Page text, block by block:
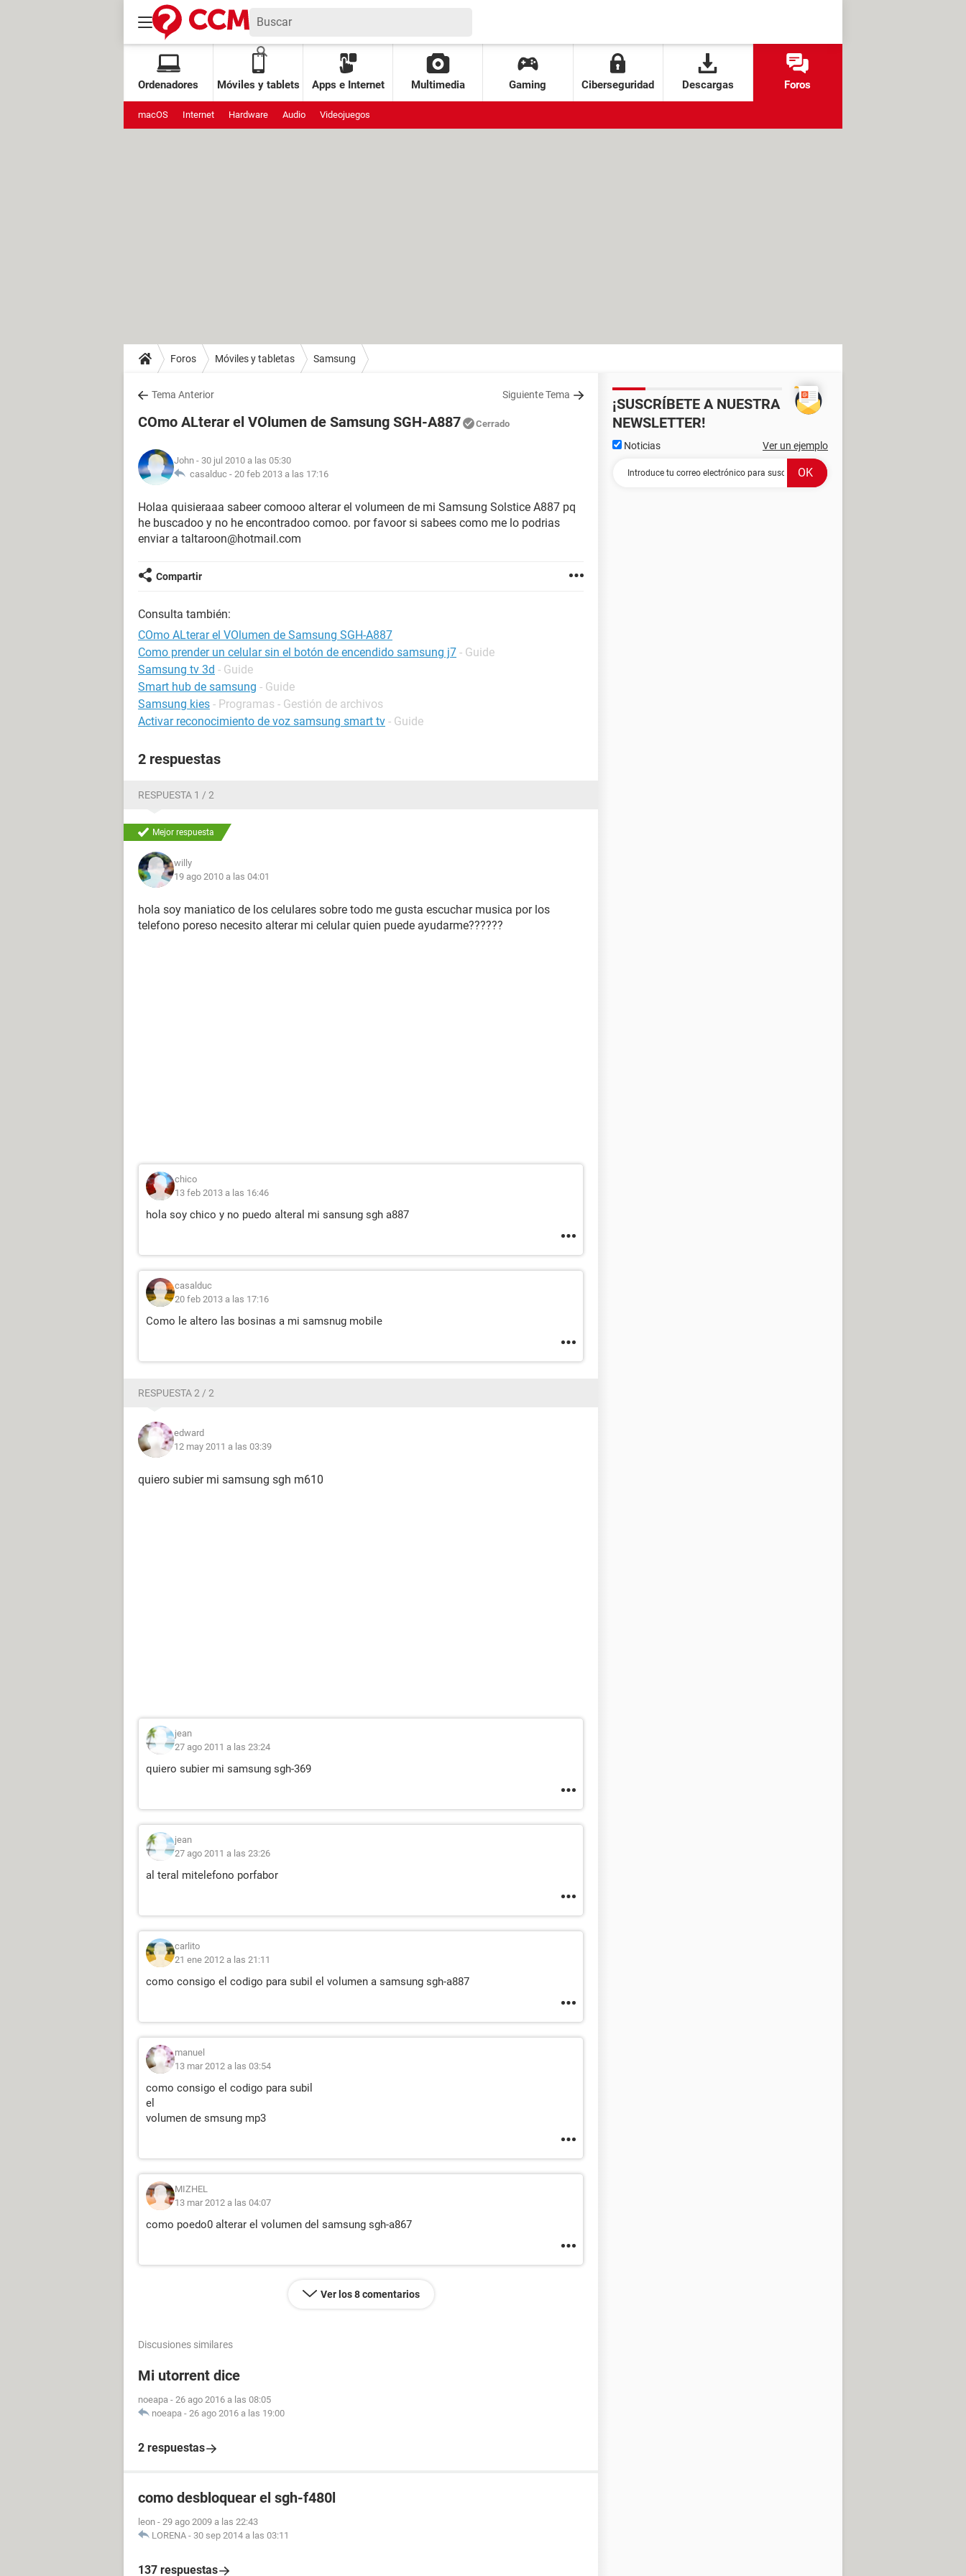
Ordenadores Móviles y tablets Apps e Internet Multimedia Gaming Ciberseguridad Descargas Foros
macOS Internet Hardware Audio Videojuegos
Foros Móviles y tabletas Samsung
Tema Anterior Siguiente Tema
COmo ALterar el VOlumen de Samsung SGH-A887 Cerrado
John - 30 jul 2010 a las 05:30
casalduc - 20 feb 2013 a las 17:16
Holaa quisieraaa sabeer comooo alterar el volumeen de mi Samsung Solstice A887 pq
he buscadoo y no he encontradoo comoo. por favoor si sabees como me lo podrias
enviar a taltaroon@hotmail.com
Compartir
Consulta también:
COmo ALterar el VOlumen de Samsung SGH-A887
Como prender un celular sin el botón de encendido samsung j7 - Guide
Samsung tv 3d - Guide
Smart hub de samsung - Guide
Samsung kies - Programas - Gestión de archivos
Activar reconocimiento de voz samsung smart tv - Guide
2 respuestas
RESPUESTA 1 / 2
Mejor respuesta
willy
19 ago 2010 a las 04:01
hola soy maniatico de los celulares sobre todo me gusta escuchar musica por los
telefono poreso necesito alterar mi celular quien puede ayudarme??????
chico
13 feb 2013 a las 16:46
hola soy chico y no puedo alteral mi sansung sgh a887
casalduc
20 feb 2013 a las 17:16
Como le altero las bosinas a mi samsnug mobile
RESPUESTA 2 / 2
edward
12 may 2011 a las 03:39
quiero subier mi samsung sgh m610
jean
27 ago 2011 a las 23:24
quiero subier mi samsung sgh-369
jean
27 ago 2011 a las 23:26
al teral mitelefono porfabor
carlito
21 ene 2012 a las 21:11
como consigo el codigo para subil el volumen a samsung sgh-a887
manuel
13 mar 2012 a las 03:54
como consigo el codigo para subil
el
volumen de smsung mp3
MIZHEL
13 mar 2012 a las 04:07
como poedo0 alterar el volumen del samsung sgh-a867
Ver los 8 comentarios
Discusiones similares
Mi utorrent dice
noeapa - 26 ago 2016 a las 08:05
noeapa - 26 ago 2016 a las 19:00
2 respuestas
como desbloquear el sgh-f480l
leon - 29 ago 2009 a las 22:43
LORENA - 30 sep 2014 a las 03:11
137 respuestas
¡SUSCRÍBETE A NUESTRA
NEWSLETTER!
Noticias Ver un ejemplo